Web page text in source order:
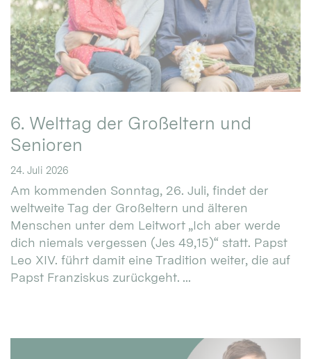
6. Welttag der Großeltern und
Senioren
24. Juli 2026
Am kommenden Sonntag, 26. Juli, findet der
weltweite Tag der Großeltern und älteren
Menschen unter dem Leitwort „Ich aber werde
dich niemals vergessen (Jes 49,15)“ statt. Papst
Leo XIV. führt damit eine Tradition weiter, die auf
Papst Franziskus zurückgeht. ...